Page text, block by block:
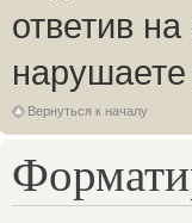
ответив
Вернуться к началу